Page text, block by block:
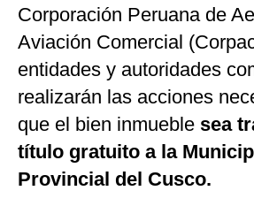
Corporación Peruana de
Aviación Comercial
entidades y autoridades
realizarán las acciones
que el bien inmueble sea
título gratuito a la
Provincial del Cusco.